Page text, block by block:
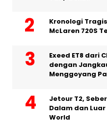
Kronologi
McLaren 720S
Exeed ET8 dari
dengan
Menggoyang
Jetour T2,
Dalam dan
World